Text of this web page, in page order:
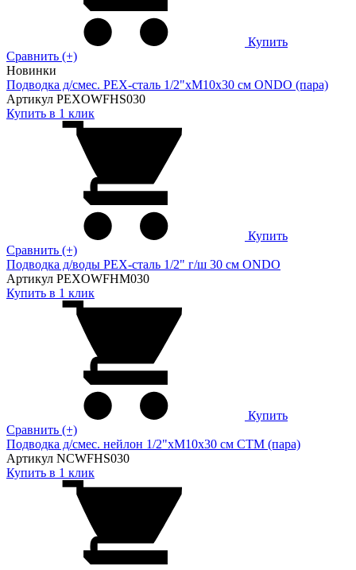
Купить
Сравнить (+)
Новинки
Подводка д/смес. PEX-сталь 1/2"xM10x30 см ONDO (пара)
Артикул PEXOWFHS030
Купить в 1 клик
Купить
Сравнить (+)
Подводка д/воды PEX-сталь 1/2" г/ш 30 cм ONDO
Артикул PEXOWFHM030
Купить в 1 клик
Купить
Сравнить (+)
Подводка д/смес. нейлон 1/2"xM10x30 см CTM (пара)
Артикул NCWFHS030
Купить в 1 клик